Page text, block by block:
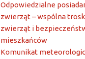
Odpowiedzialne
zwierząt – wspólna
zwierząt i
mieszkańców
Komunikat